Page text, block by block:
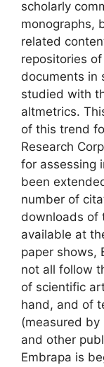
scholarly
monographs,
related
repositories
documents in
studied with
altmetrics.
of this trend
Research
for assessing
been
number of
downloads of
available at
paper shows,
not all follow
of scientific
hand, and of
(measured
and other
Embrapa is